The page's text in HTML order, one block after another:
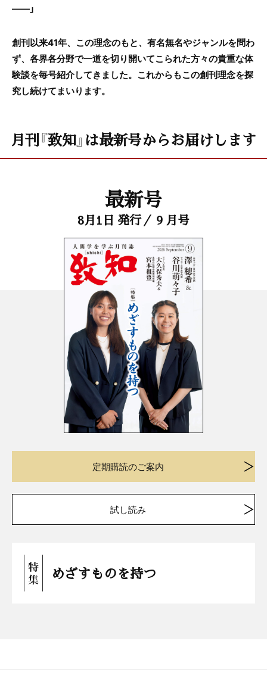
――」
創刊以来41年、この理念のもと、有名無名やジャンルを問わ
ず、各界各分野で一道を切り開いてこられた方々の貴重な体
験談を毎号紹介してきました。これからもこの創刊理念を探
究し続けてまいります。
月刊『致知』は最新号からお届けします
最新号
8月1日 発行／ 9 月号
定期購読のご案内
試し読み
めざすものを持つ